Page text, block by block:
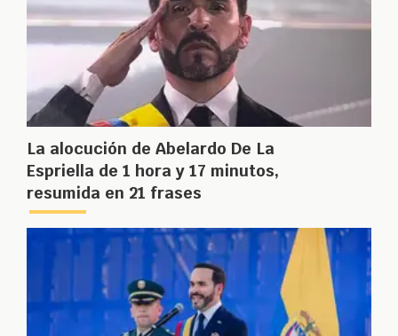
La alocución de Abelardo De La
Espriella de 1 hora y 17 minutos,
resumida en 21 frases